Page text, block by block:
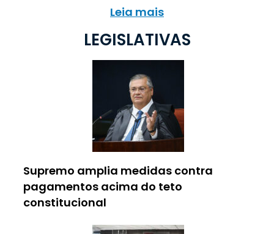
Leia mais
LEGISLATIVAS
Supremo amplia medidas contra
pagamentos acima do teto
constitucional